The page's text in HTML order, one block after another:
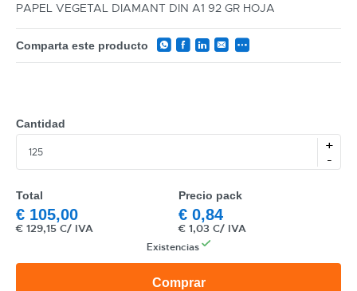
PAPEL VEGETAL DIAMANT DIN A1 92 GR HOJA
Comparta este producto
Cantidad
+
-
Total
€ 105,00
€ 129,15 C/ IVA
Precio pack
€ 0,84
€ 1,03 C/ IVA
Existencias
Comprar
CATEGORÍA